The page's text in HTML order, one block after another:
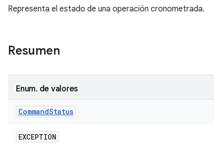
Representa el estado de una operación cronometrada.
Resumen
Enum. de valores
CommandStatus
EXCEPTION